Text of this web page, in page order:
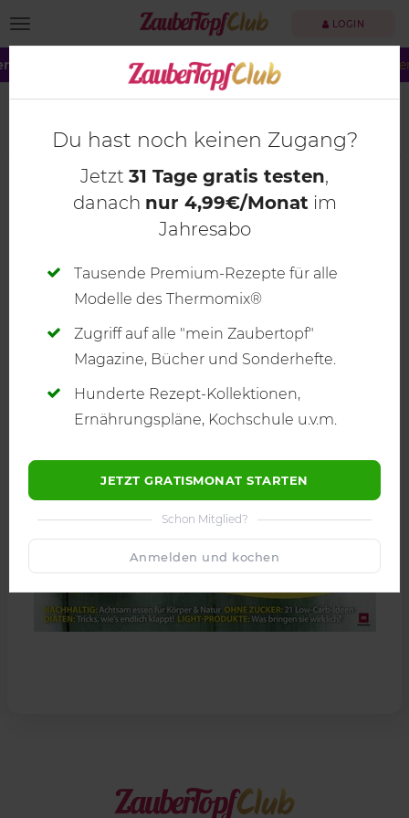
TOGGLE NAVIGATION LOGIN
große Summer Sale! Dein ZauberTopf Club – jetzt 40 %
mein ZauberTopf Leichte
Du hast noch keinen Zugang?
Jetzt 31 Tage gratis testen,
danach nur 4,99€/Monat im
Jahresabo
Tausende Premium-Rezepte für alle
Modelle des Thermomix®
Zugriff auf alle "mein Zaubertopf"
Magazine, Bücher und Sonderhefte.
Hunderte Rezept-Kollektionen,
Ernährungspläne, Kochschule u.v.m.
JETZT GRATISMONAT STARTEN
Schon Mitglied?
Anmelden und kochen